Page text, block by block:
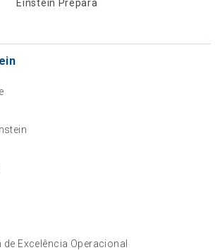
Einstein Prepara
Excelência Operacional